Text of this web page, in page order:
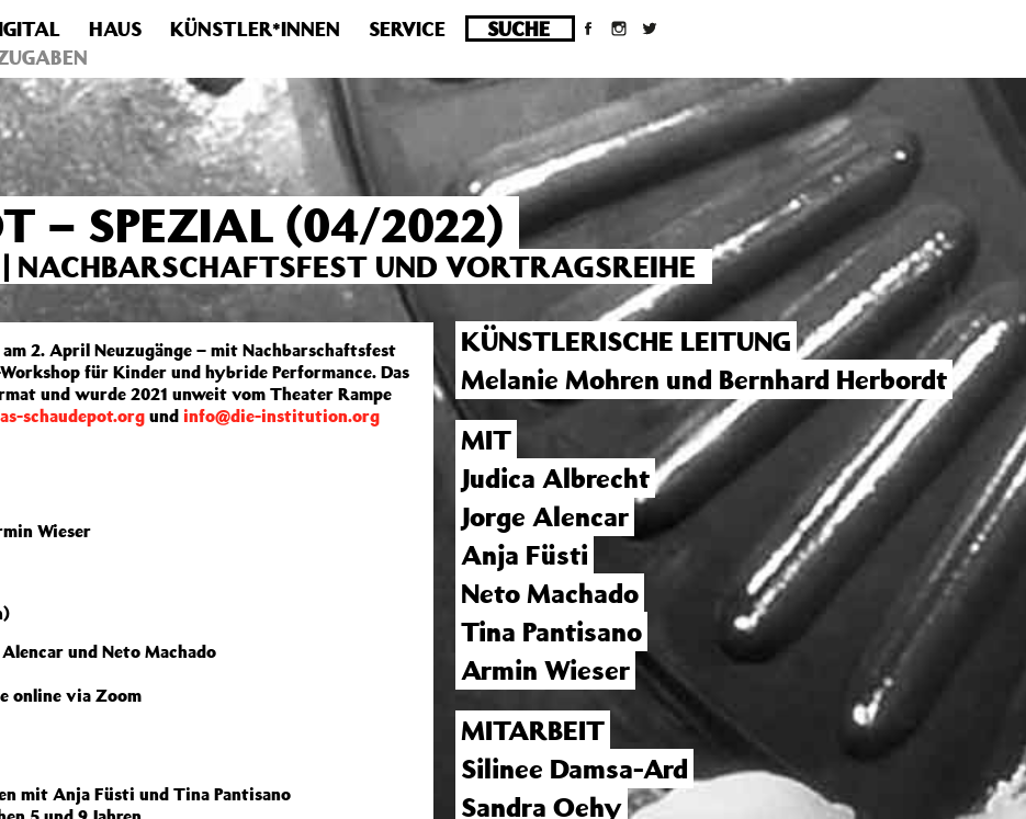
veraltet! Verwende stattdessen get_permalink(). in
/homepages/10/d43051023/htdocs/wordpress/wp-
HAUS KÜNSTLER*INNEN
SERVICE
– SPEZIAL (04/2022)
UND VORTRAGSREIHE
2. April Neuzugänge – mit Nachbarschaftsfest
für Kinder und hybride Performance. Das
und wurde 2021 unweit vom Theater Rampe
schaudepot.orgund info@die-institution.org
Wieser
und Neto Machado
online via Zoom
mit Anja Füsti und Tina Pantisano
KÜNSTLERISCHE LEITUNG
Melanie Mohren und Bernhard Herbordt
MIT
Judica Albrecht
Jorge Alencar
Anja Füsti
Neto Machado
Tina Pantisano
Armin Wieser
MITARBEIT
Silinee Damsa-Ard
Sandra Oehy